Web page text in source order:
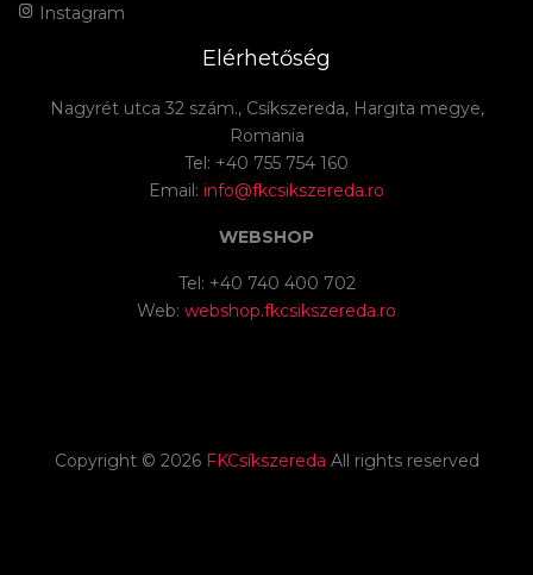
Instagram
Elérhetőség
Nagyrét utca 32 szám., Csíkszereda, Hargita megye,
Romania
Tel: +40 755 754 160
Email: info@fkcsikszereda.ro
WEBSHOP
Tel: +40 740 400 702
Web: webshop.fkcsikszereda.ro
Copyright © 2026 FKCsíkszereda All rights reserved